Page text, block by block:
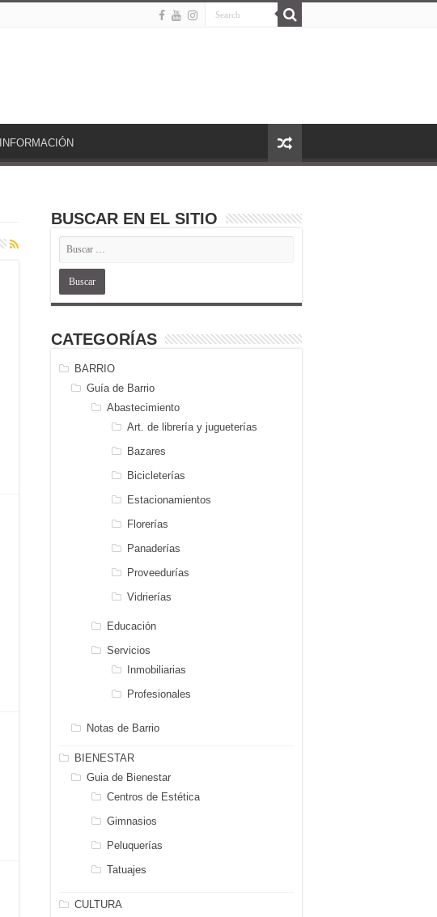
INFORMACIÓN
BUSCAR EN EL SITIO
CATEGORÍAS
BARRIO
Guía de Barrio
Abastecimiento
Art. de librería y jugueterías
Bazares
Bicicleterías
Estacionamientos
Florerías
Panaderías
Proveedurías
Vidrierías
Educación
Servicios
Inmobiliarias
Profesionales
Notas de Barrio
BIENESTAR
Guia de Bienestar
Centros de Estética
Gimnasios
Peluquerías
Tatuajes
CULTURA